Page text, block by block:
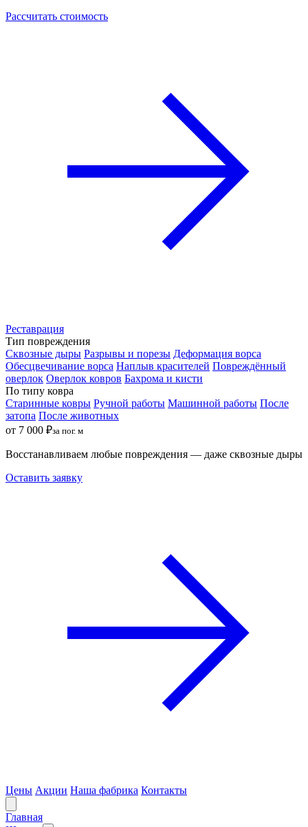
Рассчитать стоимость
Реставрация
Тип повреждения
Сквозные дыры Разрывы и порезы Деформация ворса
Обесцвечивание ворса Наплыв красителей Повреждённый
оверлок Оверлок ковров Бахрома и кисти
По типу ковра
Старинные ковры Ручной работы Машинной работы После
затопа После животных
от 7 000 ₽за пог. м
Восстанавливаем любые повреждения — даже сквозные дыры
Оставить заявку
Цены Акции Наша фабрика Контакты
Главная